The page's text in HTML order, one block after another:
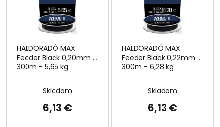
HALDORADÓ MAX
Feeder Black 0,20mm /
300m - 5,65 kg
Skladom
6,13 €
HALDORADÓ MAX
Feeder Black 0,22mm /
300m - 6,28 kg
Skladom
6,13 €